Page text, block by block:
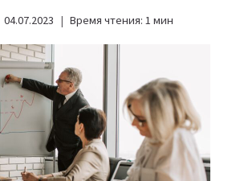
04.07.2023 Время чтения: 1 мин